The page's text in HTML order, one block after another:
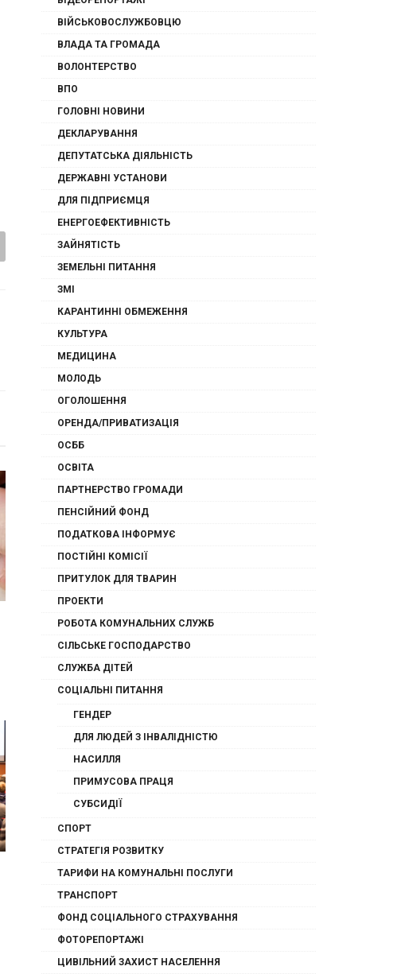
ВІЙСЬКОВОСЛУЖБОВЦЮ
ВЛАДА ТА ГРОМАДА
ВОЛОНТЕРСТВО
ВПО
ГОЛОВНІ НОВИНИ
ДЕКЛАРУВАННЯ
ДЕПУТАТСЬКА ДІЯЛЬНІСТЬ
ДЕРЖАВНІ УСТАНОВИ
ДЛЯ ПІДПРИЄМЦЯ
ЕНЕРГОЕФЕКТИВНІСТЬ
ЗАЙНЯТІСТЬ
ЗЕМЕЛЬНІ ПИТАННЯ
ЗМІ
КАРАНТИННІ ОБМЕЖЕННЯ
КУЛЬТУРА
МЕДИЦИНА
МОЛОДЬ
ОГОЛОШЕННЯ
ОРЕНДА/ПРИВАТИЗАЦІЯ
ОСББ
ОСВІТА
ПАРТНЕРСТВО ГРОМАДИ
ПЕНСІЙНИЙ ФОНД
ПОДАТКОВА ІНФОРМУЄ
ПОСТІЙНІ КОМІСІЇ
ПРИТУЛОК ДЛЯ ТВАРИН
ПРОЕКТИ
РОБОТА КОМУНАЛЬНИХ СЛУЖБ
СІЛЬСЬКЕ ГОСПОДАРСТВО
СЛУЖБА ДІТЕЙ
СОЦІАЛЬНІ ПИТАННЯ
ГЕНДЕР
ДЛЯ ЛЮДЕЙ З ІНВАЛІДНІСТЮ
НАСИЛЛЯ
ПРИМУСОВА ПРАЦЯ
СУБСИДІЇ
СПОРТ
СТРАТЕГІЯ РОЗВИТКУ
ТАРИФИ НА КОМУНАЛЬНІ ПОСЛУГИ
ТРАНСПОРТ
ФОНД СОЦІАЛЬНОГО СТРАХУВАННЯ
ФОТОРЕПОРТАЖІ
ЦИВІЛЬНИЙ ЗАХИСТ НАСЕЛЕННЯ